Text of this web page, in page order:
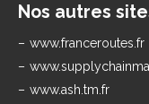
Nos autres
www.franceroutes.fr
www.ash.tm.fr